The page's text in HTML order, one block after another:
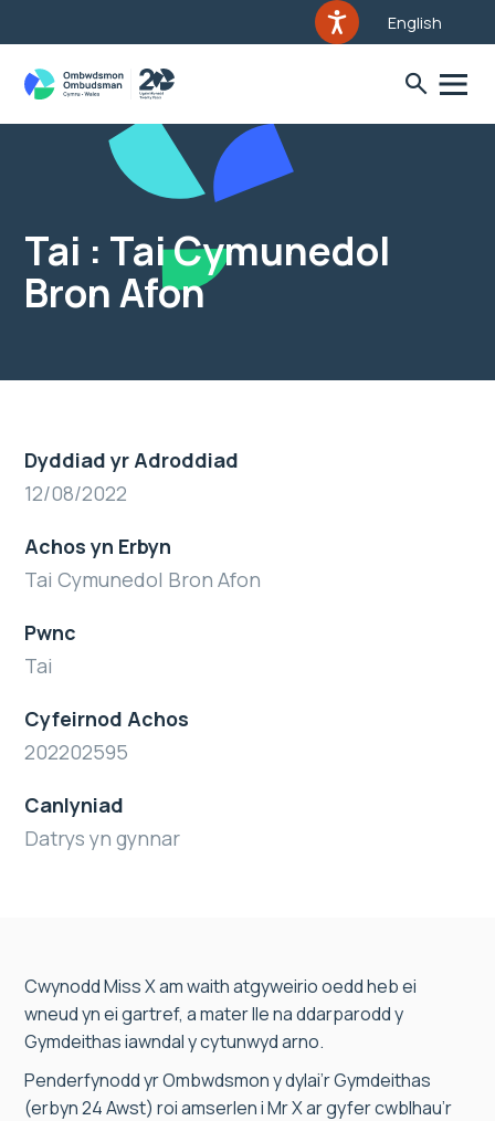
English
Tai : Tai Cymunedol
Bron Afon
Dyddiad yr Adroddiad
12/08/2022
Achos yn Erbyn
Tai Cymunedol Bron Afon
Pwnc
Tai
Cyfeirnod Achos
202202595
Canlyniad
Datrys yn gynnar
Cwynodd Miss X am waith atgyweirio oedd heb ei
wneud yn ei gartref, a mater lle na ddarparodd y
Gymdeithas iawndal y cytunwyd arno.
Penderfynodd yr Ombwdsmon y dylai’r Gymdeithas
(erbyn 24 Awst) roi amserlen i Mr X ar gyfer cwblhau’r